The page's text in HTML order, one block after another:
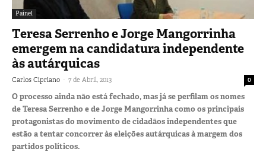
Painel
Teresa Serrenho e Jorge Mangorrinha
emergem na candidatura independente
às autárquicas
Carlos Cipriano - 7 de Abril, 2013 0
O processo ainda não está fechado, mas já se perfilam os nomes
de Teresa Serrenho e de Jorge Mangorrinha como os principais
protagonistas do movimento de cidadãos independentes que
estão a tentar concorrer às eleições autárquicas à margem dos
partidos políticos.